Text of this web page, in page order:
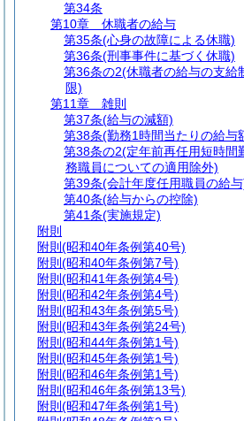
第34条
第10章
休職者の給与
第35条(心身の故障による休職)
第36条(刑事事件に基づく休職)
第36条の2(休職者の給与の支給
限)
第11章
雑則
第37条(給与の減額)
第38条(勤務1時間当たりの給与
第38条の2(定年前再任用短時間
務職員についての適用除外)
第39条(会計年度任用職員の給
第40条(給与からの控除)
第41条(実施規定)
附則
附則 (昭和40年条例第40号)
附則 (昭和40年条例第7号)
附則 (昭和41年条例第4号)
附則 (昭和42年条例第4号)
附則 (昭和43年条例第5号)
附則 (昭和43年条例第24号)
附則 (昭和44年条例第1号)
附則 (昭和45年条例第1号)
附則 (昭和46年条例第1号)
附則 (昭和46年条例第13号)
附則 (昭和47年条例第1号)